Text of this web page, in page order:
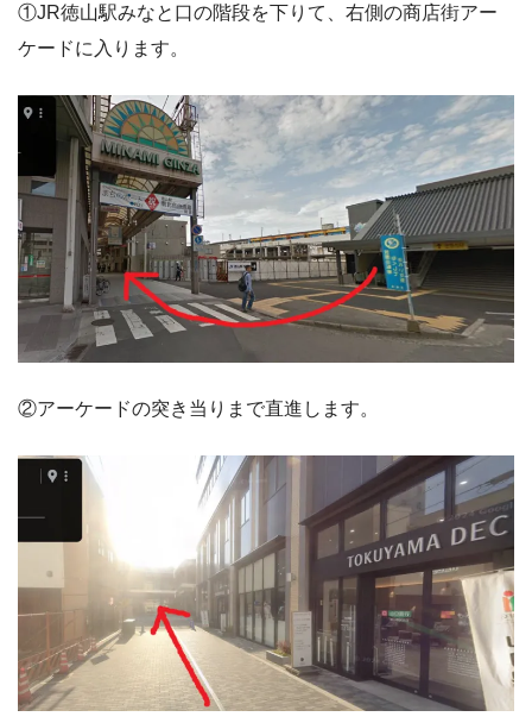
①JR徳山駅みなと口の階段を下りて、右側の商店街アー
ケードに入ります。
②アーケードの突き当りまで直進します。